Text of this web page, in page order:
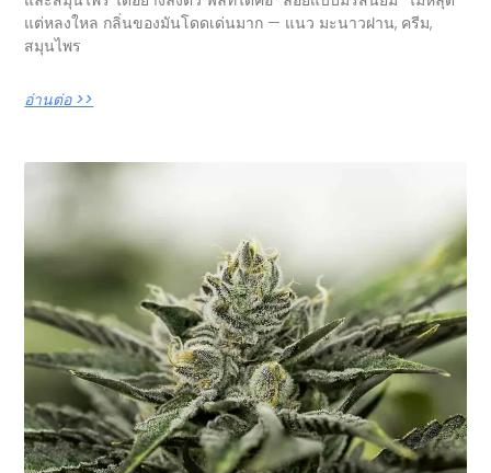
แต่หลงใหล กลิ่นของมันโดดเด่นมาก — แนว มะนาวฝาน, ครีม,
สมุนไพร
อ่านต่อ >>